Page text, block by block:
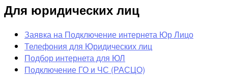
Для юридических лиц
Заявка на Подключение интернета Юр Лицо
Телефония для Юридических лиц
Подбор интернета для ЮЛ
Подключение ГО и ЧС (РАСЦО)